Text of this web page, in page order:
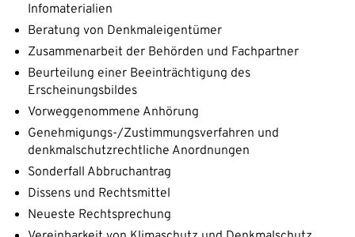
Infomaterialien
Beratung von Denkmaleigentümer
Zusammenarbeit der Behörden und Fachpartner
Beurteilung einer Beeinträchtigung des
Erscheinungsbildes
Vorweggenommene Anhörung
Genehmigungs-/Zustimmungsverfahren und
denkmalschutzrechtliche Anordnungen
Sonderfall Abbruchantrag
Dissens und Rechtsmittel
Neueste Rechtsprechung